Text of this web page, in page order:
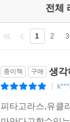
전체
1 2 3
종이책 구매 생각
k***i
피타고라스,유클